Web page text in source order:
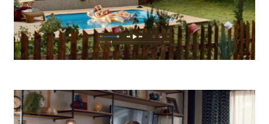
Tondach